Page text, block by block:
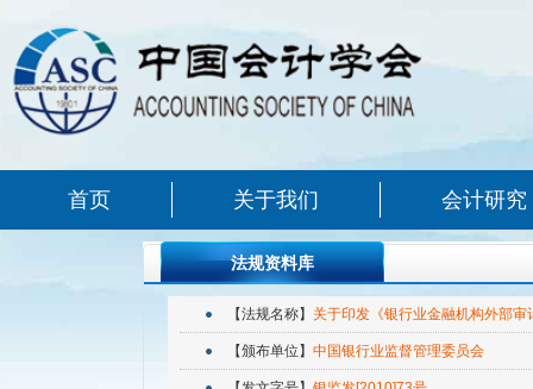
首页 关于我们 会计研究
法规资料库
【法规名称】 关于印发《银行业金融机构外部审
【颁布单位】 中国银行业监督管理委员会